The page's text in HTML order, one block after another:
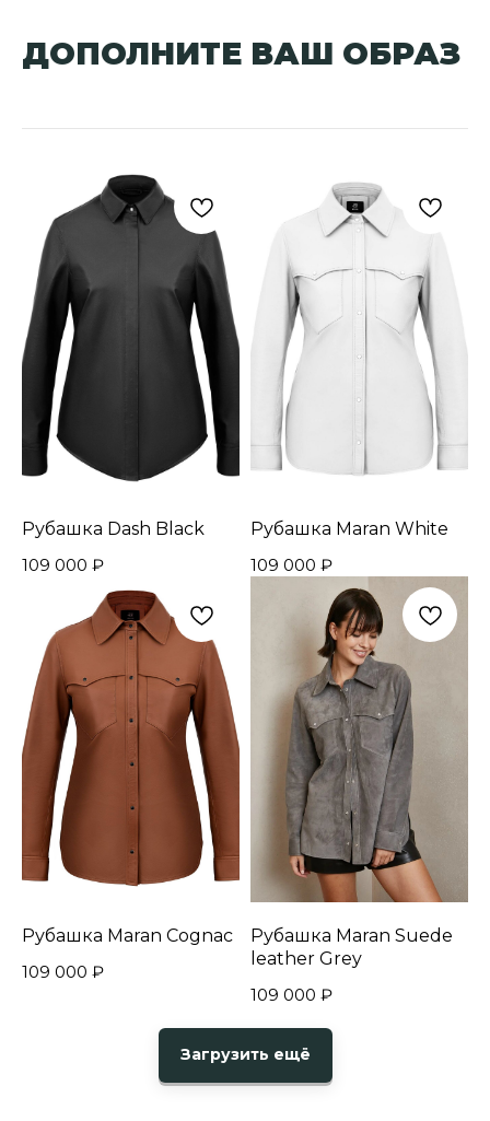
ДОПОЛНИТЕ ВАШ ОБРАЗ
Рубашка Dash Black
109 000 ₽
Рубашка Maran White
109 000 ₽
Рубашка Maran Cognac
109 000 ₽
Рубашка Maran Suede
leather Grey
109 000 ₽
Загрузить ещё